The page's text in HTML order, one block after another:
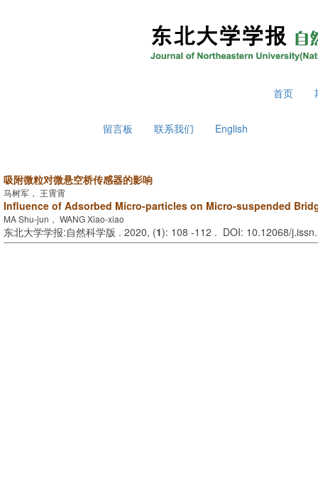
首页
留言板 联系我们 English
吸附微粒对微悬空桥传感器的影响
马树军， 王霄霄
Influence of Adsorbed Micro-particles on Micro-suspended
MA Shu-jun， WANG Xiao-xiao
东北大学学报:自然科学版 . 2020, (1): 108 -112 . DOI: 10.12068/